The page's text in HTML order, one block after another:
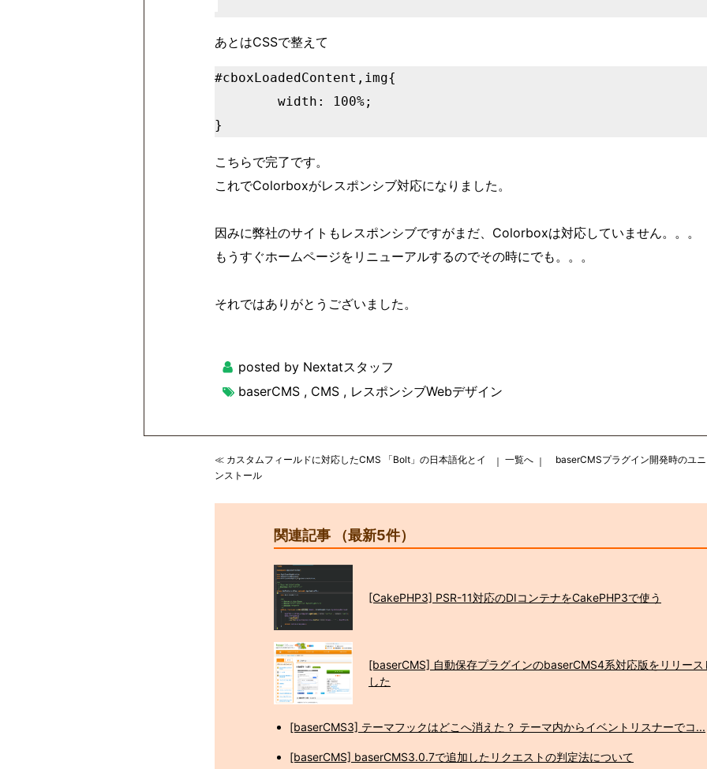
あとはCSSで整えて
#cboxLoadedContent,img{
こちらで完了です。
これでColorboxがレスポンシブ対応になりました。
因みに弊社のサイトもレスポンシブですがまだ、Colorboxは対応していません。。。
もうすぐホームページをリニューアルするのでその時にでも。。。
それではありがとうございました。
posted by Nextatスタッフ
baserCMS , CMS , レスポンシブWebデザイン
≪ カスタムフィールドに対応したCMS 「Bolt」の日本語化とイ
ンストール
｜ 一覧へ ｜ baserCMSプラグイン開発時のユ
関連記事 （最新5件）
[CakePHP3] PSR-11対応のDIコンテナをCakePHP3で使う
[baserCMS] 自動保存プラグインのbaserCMS4系対応版をリリース
した
[baserCMS3] テーマフックはどこへ消えた？ テーマ内からイベントリスナーでコ...
[baserCMS] baserCMS3.0.7で追加したリクエストの判定法について